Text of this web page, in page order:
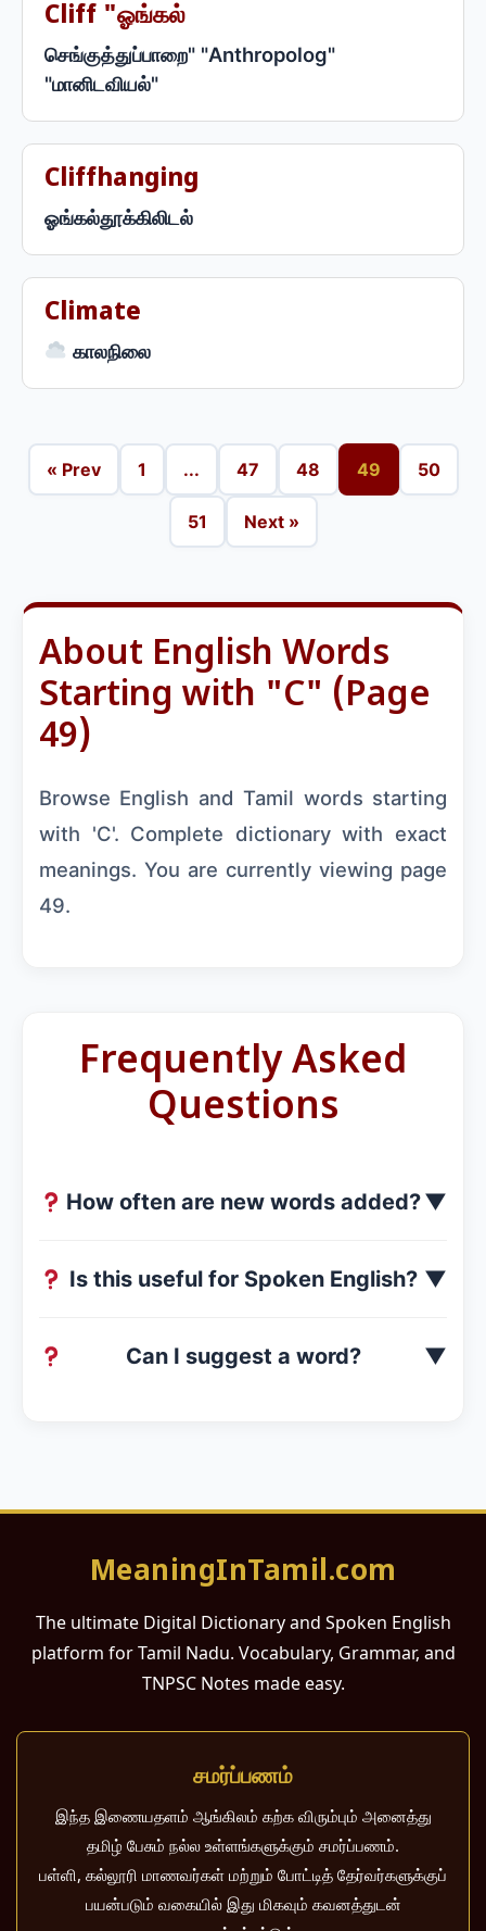
Cliff "ஓங்கல்
செங்குத்துப்பாறை" "Anthropolog"
"மானிடவியல்"
Cliffhanging
ஓங்கல்தூக்கிலிடல்
Climate
காலநிலை
« Prev 1 ... 47 48 49 50
51 Next »
About English Words
Starting with "C" (Page
49)
Browse English and Tamil words starting
with 'C'. Complete dictionary with exact
meanings. You are currently viewing page
49.
Frequently Asked
Questions
How often are new words added?▼
Is this useful for Spoken English? ▼
Can I suggest a word? ▼
MeaningInTamil.com
The ultimate Digital Dictionary and Spoken English
platform for Tamil Nadu. Vocabulary, Grammar, and
TNPSC Notes made easy.
சமர்ப்பணம்
இந்த இணையதளம் ஆங்கிலம் கற்க விரும்பும் அனைத்து
தமிழ் பேசும் நல்ல உள்ளங்களுக்கும் சமர்ப்பணம்.
பள்ளி, கல்லூரி மாணவர்கள் மற்றும் போட்டித் தேர்வர்களுக்குப்
பயன்படும் வகையில் இது மிகவும் கவனத்துடன்